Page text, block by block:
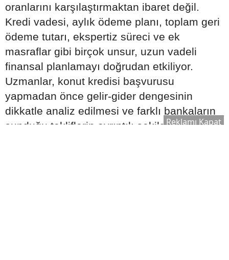
oranlarını karşılaştırmaktan ibaret değil.
Kredi vadesi, aylık ödeme planı, toplam geri
ödeme tutarı, ekspertiz süreci ve ek
masraflar gibi birçok unsur, uzun vadeli
finansal planlamayı doğrudan etkiliyor.
Uzmanlar, konut kredisi başvurusu
yapmadan önce gelir-gider dengesinin
dikkatle analiz edilmesi ve farklı bankaların
sunduğu tekliflerin ayrıntılı şekildeReklamı Kapat